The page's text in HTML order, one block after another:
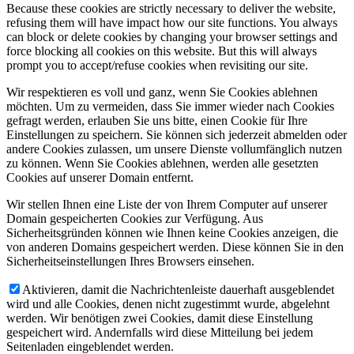
Because these cookies are strictly necessary to deliver the website,
refusing them will have impact how our site functions. You always
can block or delete cookies by changing your browser settings and
force blocking all cookies on this website. But this will always
prompt you to accept/refuse cookies when revisiting our site.
Wir respektieren es voll und ganz, wenn Sie Cookies ablehnen
möchten. Um zu vermeiden, dass Sie immer wieder nach Cookies
gefragt werden, erlauben Sie uns bitte, einen Cookie für Ihre
Einstellungen zu speichern. Sie können sich jederzeit abmelden oder
andere Cookies zulassen, um unsere Dienste vollumfänglich nutzen
zu können. Wenn Sie Cookies ablehnen, werden alle gesetzten
Cookies auf unserer Domain entfernt.
Wir stellen Ihnen eine Liste der von Ihrem Computer auf unserer
Domain gespeicherten Cookies zur Verfügung. Aus
Sicherheitsgründen können wie Ihnen keine Cookies anzeigen, die
von anderen Domains gespeichert werden. Diese können Sie in den
Sicherheitseinstellungen Ihres Browsers einsehen.
Aktivieren, damit die Nachrichtenleiste dauerhaft ausgeblendet
wird und alle Cookies, denen nicht zugestimmt wurde, abgelehnt
werden. Wir benötigen zwei Cookies, damit diese Einstellung
gespeichert wird. Andernfalls wird diese Mitteilung bei jedem
Seitenladen eingeblendet werden.